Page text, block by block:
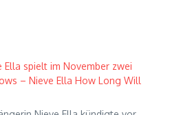
Ella spielt im November zwei
– Nieve Ella How Long Will